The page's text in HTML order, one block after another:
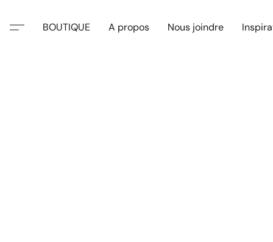
BOUTIQUE A propos Nous joindre